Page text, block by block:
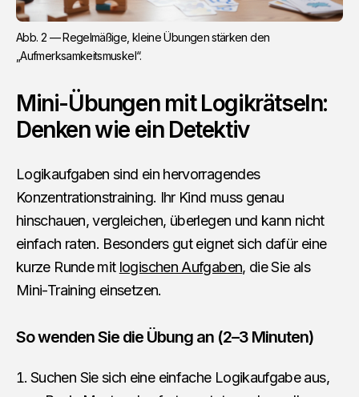
Abb. 2 — Regelmäßige, kleine Übungen stärken den
„Aufmerksamkeitsmuskel“.
Mini-Übungen mit Logikrätseln:
Denken wie ein Detektiv
Logikaufgaben sind ein hervorragendes
Konzentrationstraining. Ihr Kind muss genau
hinschauen, vergleichen, überlegen und kann nicht
einfach raten. Besonders gut eignet sich dafür eine
kurze Runde mit logischen Aufgaben, die Sie als
Mini-Training einsetzen.
So wenden Sie die Übung an (2–3 Minuten)
Suchen Sie sich eine einfache Logikaufgabe aus,